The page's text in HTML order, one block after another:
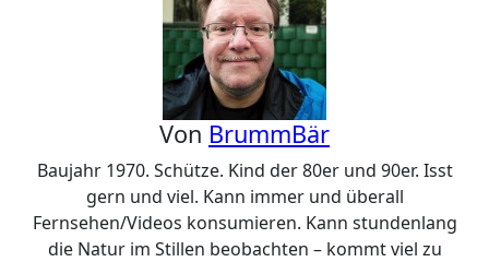
Von BrummBär
Baujahr 1970. Schütze. Kind der 80er und 90er. Isst
gern und viel. Kann immer und überall
Fernsehen/Videos konsumieren. Kann stundenlang
die Natur im Stillen beobachten – kommt viel zu